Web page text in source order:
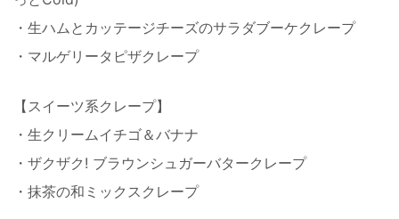
・生ハムとカッテージチーズのサラダブーケクレープ
・マルゲリータピザクレープ
【スイーツ系クレープ】
・生クリームイチゴ＆バナナ
・ザクザク! ブラウンシュガーバタークレープ
・抹茶の和ミックスクレープ